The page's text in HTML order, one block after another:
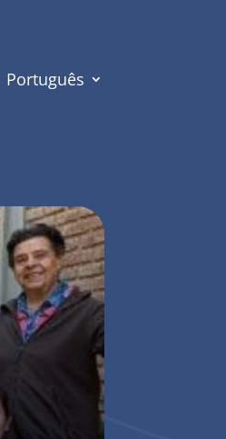
Português